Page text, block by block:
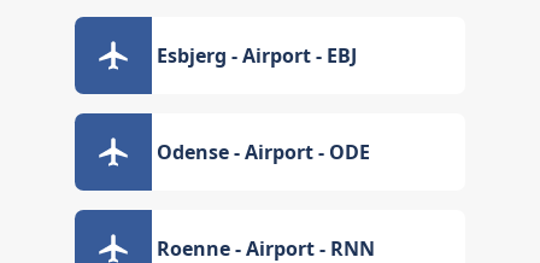
Esbjerg - Airport - EBJ
Odense - Airport - ODE
Roenne - Airport - RNN